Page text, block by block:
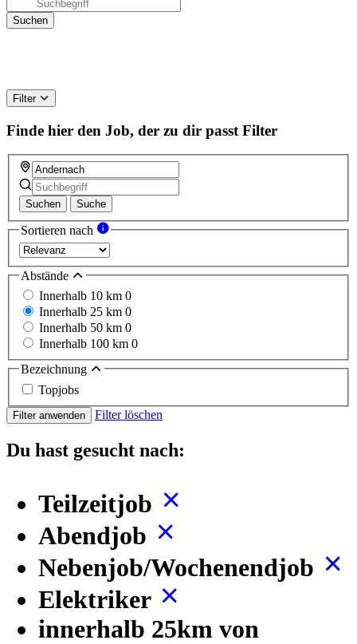
Filter
Finde hier den Job, der zu dir passt Filter
Suchen Suche
Sortieren nach
Abstände
Innerhalb 10 km 0
Innerhalb 25 km 0
Innerhalb 50 km 0
Innerhalb 100 km 0
Bezeichnung
Topjobs
Filter anwenden Filter löschen
Du hast gesucht nach:
Teilzeitjob
Abendjob
Nebenjob/Wochenendjob
Elektriker
innerhalb 25km von